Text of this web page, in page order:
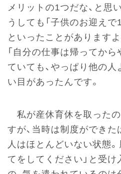
メリットの1つだな、と思
うしても「子供のお迎えで
といったことがありますよ
「自分の仕事は帰ってから
ていても、やっぱり他の
い目があったんです。
私が産休育休を取った
すが、当時は制度ができた
人はほとんどいない状態
てをしてください」と受